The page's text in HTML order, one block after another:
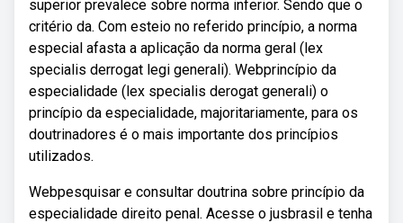
superior prevalece sobre norma inferior. Sendo que o
critério da. Com esteio no referido princípio, a norma
especial afasta a aplicação da norma geral (lex
specialis derrogat legi generali). Webprincípio da
especialidade (lex specialis derogat generali) o
princípio da especialidade, majoritariamente, para os
doutrinadores é o mais importante dos princípios
utilizados.
Webpesquisar e consultar doutrina sobre princípio da
especialidade direito penal. Acesse o jusbrasil e tenha